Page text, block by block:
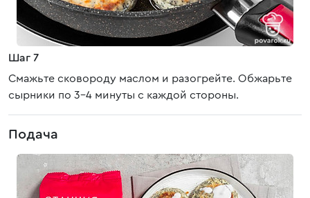
Шаг 7
Смажьте сковороду маслом и разогрейте. Обжарьте
сырники по 3-4 минуты с каждой стороны.
Подача